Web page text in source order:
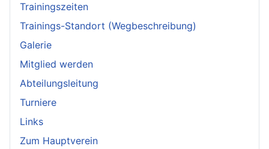
Trainingszeiten
Trainings-Standort (Wegbeschreibung)
Galerie
Mitglied werden
Abteilungsleitung
Turniere
Links
Zum Hauptverein